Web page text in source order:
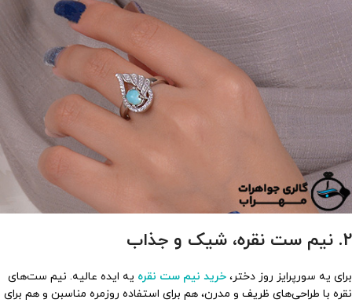
2. نیم ست نقره، شیک و جذاب
برای یه سورپرایز روز دختر، خرید نیم ست نقره یه ایده عالیه. نیم ست‌های
نقره با طراحی‌های ظریف و مدرن، هم برای استفاده روزمره مناسبن و هم برای